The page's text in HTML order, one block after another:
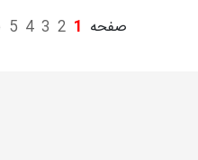
صفحه 1
2
3
4
5